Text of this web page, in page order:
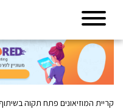
קריית המוזיאונים פתח תקוה